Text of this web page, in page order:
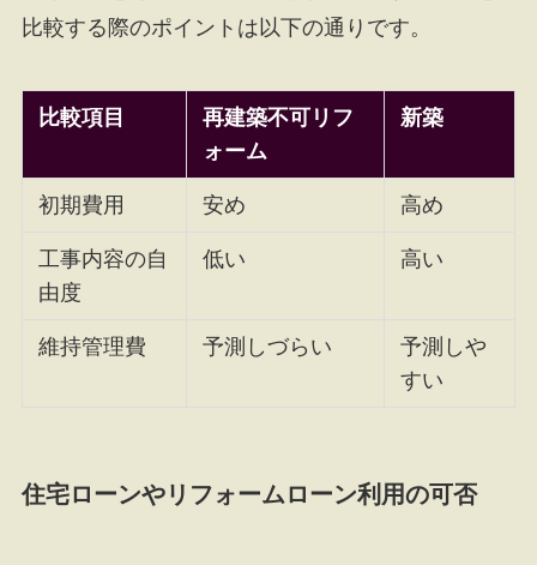
比較する際のポイントは以下の通りです。
比較項目
再建築不可リフ
ォーム
新築
初期費用 安め 高め
工事内容の自
由度
低い 高い
維持管理費 予測しづらい
予測しや
すい
住宅ローンやリフォームローン利用の可否